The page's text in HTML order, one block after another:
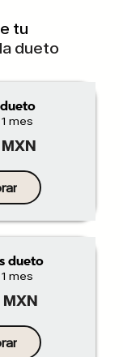
tu
dueto
dueto
mes
dueto
mes